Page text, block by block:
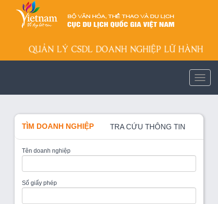
TÌM DOANH NGHIỆP TRA CỨU THÔNG TIN
Tên doanh nghiệp
Số giấy phép